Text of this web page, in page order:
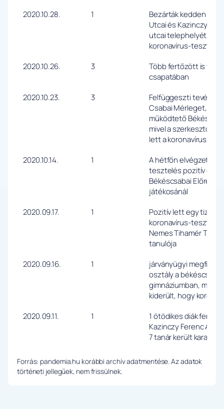
2020.10.28.
1
Bezárták kedden a
Utcai és Kazinczy-
utcai telephelyét, az
koronavírus-tesztje
2020.10.26.
3
Több fertőzött is van
csapatában
2020.10.23.
3
Felfüggeszti
Csabai Mérleget, a
működtető
mivel a
lett a koronavírus-
2020.10.14.
1
A hétfőn elvégzett
tesztelés pozitív
Békéscsabai Előre
játékosánál
2020.09.17.
1
Pozitív lett egy
koronavírus-tesztje,
Nemes Tihamér
tanulója
2020.09.16.
1
járványügyi
osztály a
gimnáziumban,
kiderült, hogy
2020.09.11.
1
1 ötödikes diák
Kazinczy Ferenc
7 tanár került
Forrás: pandemia.hu korábbi archív adatmentése. Az adatok
történeti jellegűek, nem frissülnek.